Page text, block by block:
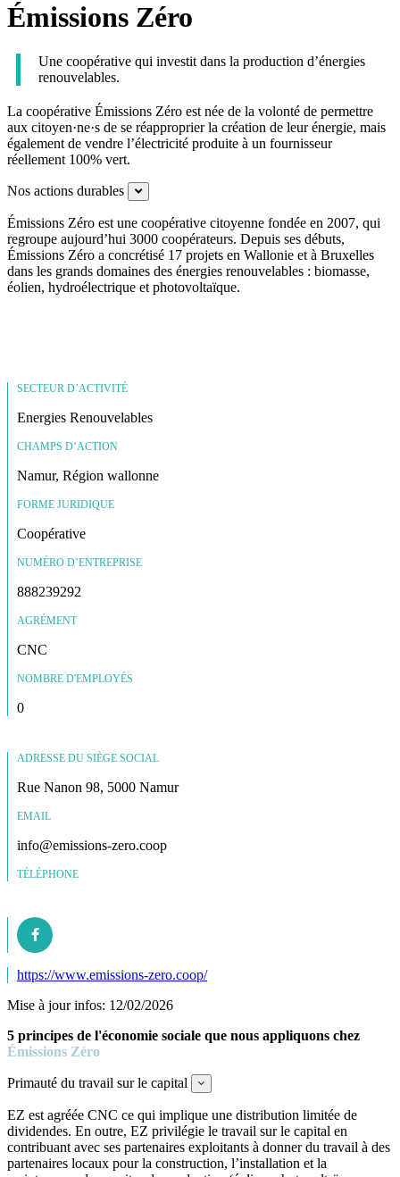
Émissions Zéro
Une coopérative qui investit dans la production d’énergies
renouvelables.
La coopérative Émissions Zéro est née de la volonté de permettre
aux citoyen·ne·s de se réapproprier la création de leur énergie, mais
également de vendre l’électricité produite à un fournisseur
réellement 100% vert.
Nos actions durables Expand
Émissions Zéro est une coopérative citoyenne fondée en 2007, qui
regroupe aujourd’hui 3000 coopérateurs. Depuis ses débuts,
Émissions Zéro a concrétisé 17 projets en Wallonie et à Bruxelles
dans les grands domaines des énergies renouvelables : biomasse,
éolien, hydroélectrique et photovoltaïque.
SECTEUR D’ACTIVITÉ
Energies Renouvelables
CHAMPS D’ACTION
Namur, Région wallonne
FORME JURIDIQUE
Coopérative
NUMÉRO D’ENTREPRISE
888239292
AGRÉMENT
CNC
NOMBRE D'EMPLOYÉS
0
ADRESSE DU SIÈGE SOCIAL
Rue Nanon 98, 5000 Namur
EMAIL
info@emissions-zero.coop
TÉLÉPHONE
https://www.emissions-zero.coop/
Mise à jour infos: 12/02/2026
5 principes de l'économie sociale que nous appliquons chez
Émissions Zéro
Primauté du travail sur le capital Expand
EZ est agréée CNC ce qui implique une distribution limitée de
dividendes. En outre, EZ privilégie le travail sur le capital en
contribuant avec ses partenaires exploitants à donner du travail à des
partenaires locaux pour la construction, l’installation et la